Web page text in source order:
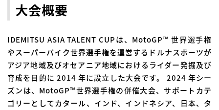
大会概要
IDEMITSU ASIA TALENT CUPは、MotoGP™ 世界選手権
やスーパーバイク世界選手権を運営するドルナスポーツが
アジア地域及びオセアニア地域におけるライダー発掘及び
育成を目的に 2014 年に設立した大会です。 2024 年シー
ズンは、MotoGP™世界選手権の併催大会、サポートカテ
ゴリーとしてカタール、インド、インドネシア、日本、タ